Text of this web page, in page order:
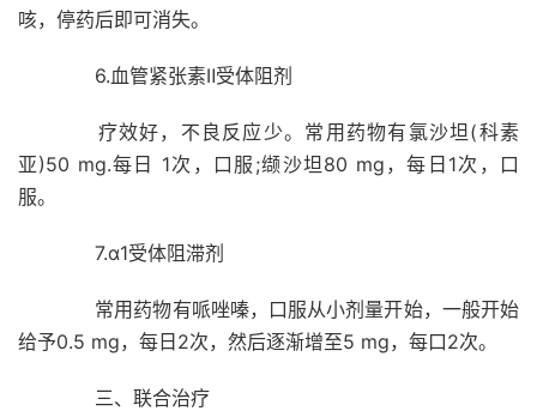
咳，停药后即可消失。
6.血管紧张素Ⅱ受体阻剂
疗效好，不良反应少。常用药物有氯沙坦(科素
亚)50 mg.每日 1次，口服;缬沙坦80 mg，每日1次，口
服。
7.α1受体阻滞剂
常用药物有哌唑嗪，口服从小剂量开始，一般开始
给予0.5 mg，每日2次，然后逐渐增至5 mg，每口2次。
三、联合治疗